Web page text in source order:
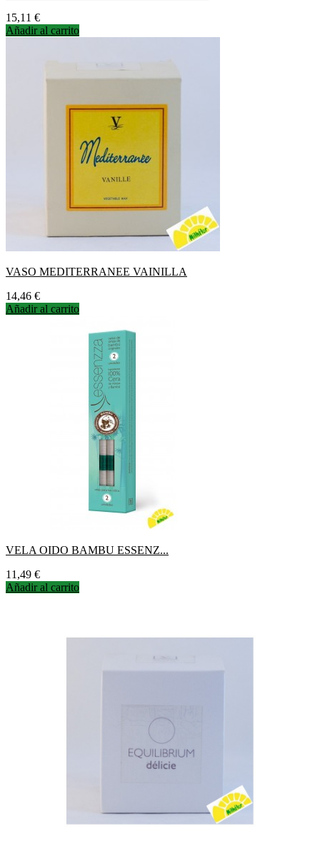
Precio
15,11 €
Añadir al carrito
VASO MEDITERRANEE VAINILLA
Precio
14,46 €
Añadir al carrito
VELA OIDO BAMBU ESSENZ...
Precio
11,49 €
Añadir al carrito